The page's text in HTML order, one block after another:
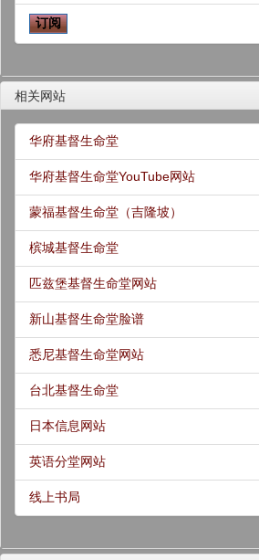
相关网站
华府基督生命堂
华府基督生命堂YouTube网站
蒙福基督生命堂（吉隆坡）
槟城基督生命堂
匹兹堡基督生命堂网站
新山基督生命堂脸谱
悉尼基督生命堂网站
台北基督生命堂
日本信息网站
英语分堂网站
线上书局